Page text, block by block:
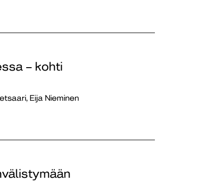
– kohti
Eija Nieminen